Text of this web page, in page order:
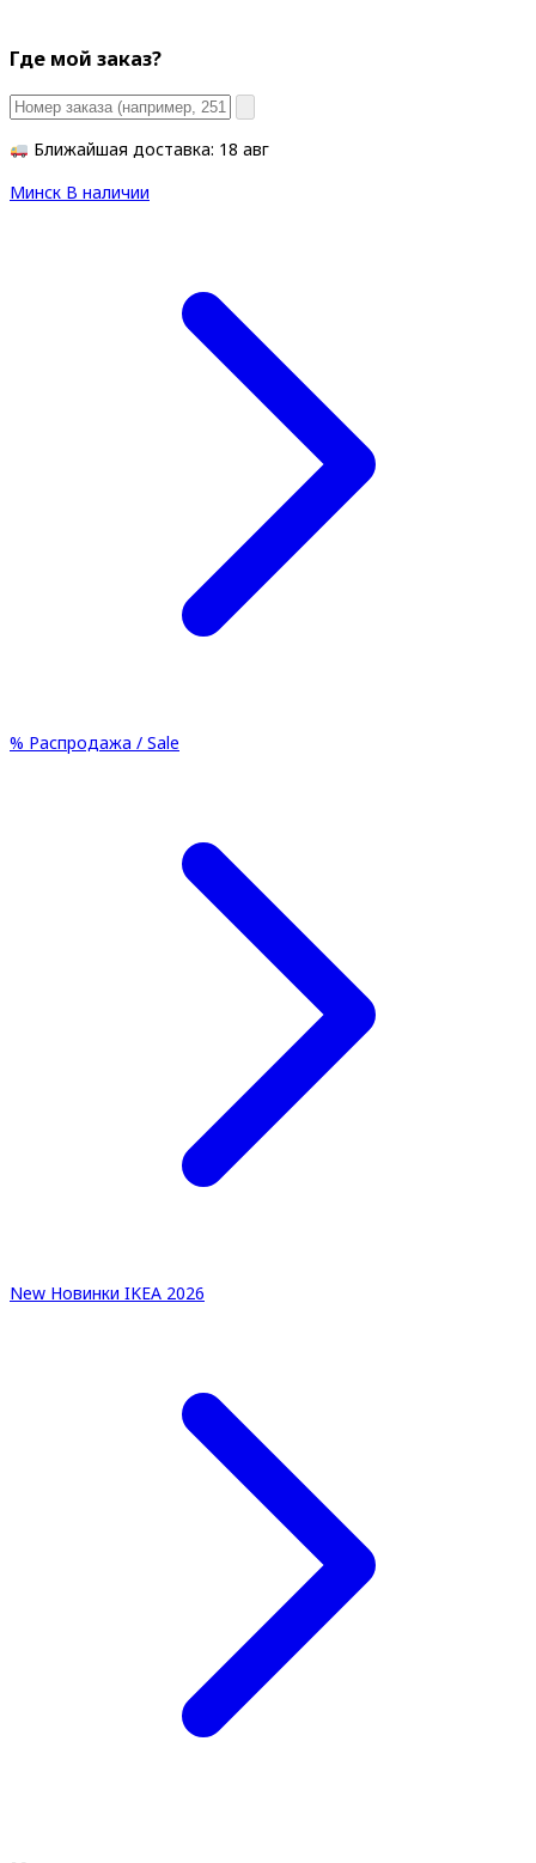
Где мой заказ?
Ближайшая доставка: 18 авг
Минск В наличии
% Распродажа / Sale
New Новинки IKEA 2026